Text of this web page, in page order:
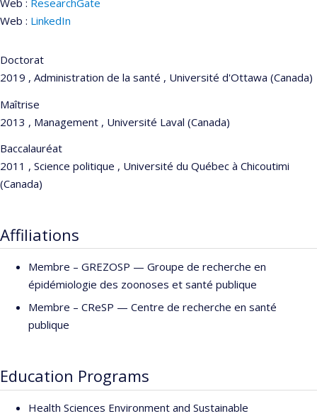
Web : ResearchGate
Web : LinkedIn
Doctorat
2019 , Administration de la santé , Université d'Ottawa (Canada)
Maîtrise
2013 , Management , Université Laval (Canada)
Baccalauréat
2011 , Science politique , Université du Québec à Chicoutimi
(Canada)
Affiliations
Membre – GREZOSP — Groupe de recherche en
épidémiologie des zoonoses et santé publique
Membre – CReSP — Centre de recherche en santé
publique
Education Programs
Health Sciences Environment and Sustainable